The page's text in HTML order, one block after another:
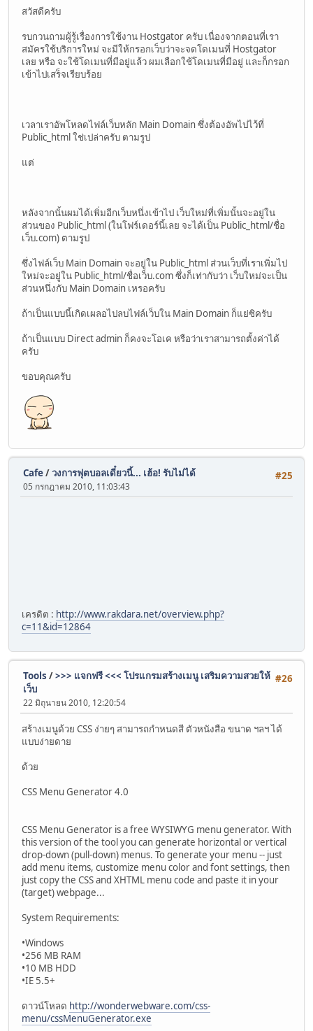
สวัสดีครับ
รบกวนถามผู้รู้เรื่องการใช้งาน Hostgator ครับ เนื่องจากตอนที่เรา
สมัครใช้บริการใหม่ จะมีให้กรอกเว็บว่าจะจดโดเมนที่ Hostgator
เลย หรือ จะใช้โดเมนที่มีอยู่แล้ว ผมเลือกใช้โดเมนที่มีอยู่ และก็กรอก
เข้าไปเสร็จเรียบร้อย
เวลาเราอัพโหลดไฟล์เว็บหลัก Main Domain ซึ่งต้องอัพไปไว้ที่
Public_html ใช่เปล่าครับ ตามรูป
แต่
หลังจากนั้นผมได้เพิ่มอีกเว็บหนึ่งเข้าไป เว็บใหม่ที่เพิ่มนั้นจะอยู่ใน
ส่วนของ Public_html (ในโฟร์เดอร์นี้เลย จะได้เป็น Public_html/ชื่อ
เว็บ.com) ตามรูป
ซึ่งไฟล์เว็บ Main Domain จะอยู่ใน Public_html ส่วนเว็บที่เราเพิ่มไป
ใหม่จะอยู่ใน Public_html/ชื่อเว็บ.com ซึ่งก็เท่ากับว่า เว็บใหม่จะเป็น
ส่วนหนึ่งกับ Main Domain เหรอครับ
ถ้าเป็นแบบนี้เกิดเผลอไปลบไฟล์เว็บใน Main Domain ก็แย่ซิครับ
ถ้าเป็นแบบ Direct admin ก็คงจะโอเค หรือว่าเราสามารถตั้งค่าได้
ครับ
ขอบคุณครับ
#25
Cafe/วงการฟุตบอลเดี๋ยวนี้... เฮ้อ! รับไม่ได้
05 กรกฎาคม 2010, 11:03:43
เครดิต : http://www.rakdara.net/overview.php?
c=11&id=12864
#26
Tools />>> แจกฟรี <<< โปรแกรมสร้างเมนู เสริมความสวยให้
เว็บ
22 มิถุนายน 2010, 12:20:54
สร้างเมนูด้วย CSS ง่ายๆ สามารถกำหนดสี ตัวหนังสือ ขนาด ฯลฯ ได้
แบบง่ายดาย
ด้วย
CSS Menu Generator 4.0
CSS Menu Generator is a free WYSIWYG menu generator. With
this version of the tool you can generate horizontal or vertical
drop-down (pull-down) menus. To generate your menu -- just
add menu items, customize menu color and font settings, then
just copy the CSS and XHTML menu code and paste it in your
(target) webpage...
System Requirements:
•Windows
•256 MB RAM
•10 MB HDD
•IE 5.5+
ดาวน์โหลด http://wonderwebware.com/css-
menu/cssMenuGenerator.exe